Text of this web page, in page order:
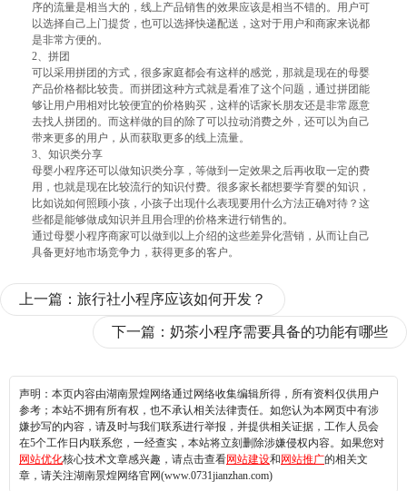
序的流量是相当大的，线上产品销售的效果应该是相当不错的。用户可
以选择自己上门提货，也可以选择快递配送，这对于用户和商家来说都
是非常方便的。
2、拼团
可以采用拼团的方式，很多家庭都会有这样的感觉，那就是现在的母婴
产品价格都比较贵。而拼团这种方式就是看准了这个问题，通过拼团能
够让用户用相对比较便宜的价格购买，这样的话家长朋友还是非常愿意
去找人拼团的。而这样做的目的除了可以拉动消费之外，还可以为自己
带来更多的用户，从而获取更多的线上流量。
3、知识类分享
母婴小程序还可以做知识类分享，等做到一定效果之后再收取一定的费
用，也就是现在比较流行的知识付费。很多家长都想要学育婴的知识，
比如说如何照顾小孩，小孩子出现什么表现要用什么方法正确对待？这
些都是能够做成知识并且用合理的价格来进行销售的。
通过母婴小程序商家可以做到以上介绍的这些差异化营销，从而让自己
具备更好地市场竞争力，获得更多的客户。
上一篇： 旅行社小程序应该如何开发？
下一篇： 奶茶小程序需要具备的功能有哪些
声明：本页内容由湖南景煌网络通过网络收集编辑所得，所有资料仅供用户
参考；本站不拥有所有权，也不承认相关法律责任。如您认为本网页中有涉
嫌抄写的内容，请及时与我们联系进行举报，并提供相关证据，工作人员会
在5个工作日内联系您，一经查实，本站将立刻删除涉嫌侵权内容。如果您对
网站优化核心技术文章感兴趣，请点击查看网站建设和 网站推广的相关文
章，请关注湖南景煌网络官网(www.0731jianzhan.com)